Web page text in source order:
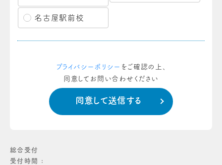
名古屋駅前校
プライバシーポリシー をご確認の上、
同意してお問い合わせください
総合受付
受付時間 :